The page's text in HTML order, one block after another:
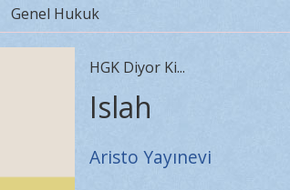
Genel Hukuk
HGK Diyor Ki...
Islah
Aristo Yayınevi